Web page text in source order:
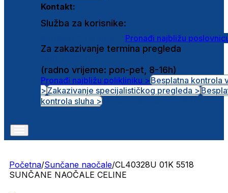
Kontakt:
Služba za korisnike:
Pronađi najbližu
Za zakazivanje termina pregleda
(radno vrijeme: pon-pet, 8-16h)
Pronađi najbližu polikliniku >Besplatna kontrola
>Zakazivanje specijalističkog pregleda >
kontrola sluha >
Početna/Sunčane naočale/CL40328U 01K 5518
SUNČANE NAOČALE CELINE